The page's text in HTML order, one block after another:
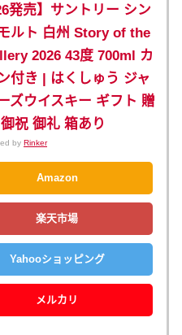
発売】サントリー シン
ルト 白州 Story of the
2026 43度 700ml カ
付き | はくしゅう ジャ
ズウイスキー ギフト 贈
祝 御礼 箱あり
by Rinker
Amazon
楽天市場
Yahooショッピング
メルカリ